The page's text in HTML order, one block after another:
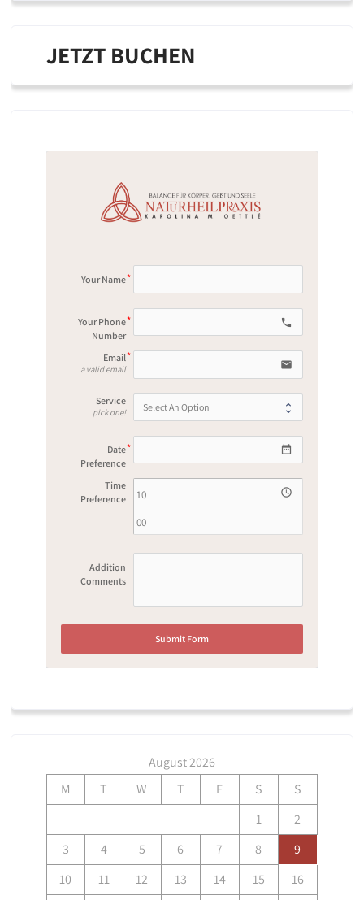
JETZT BUCHEN
Your Name
Your Phone
Number
phone
Email
a valid email email
Service
pick one!
Date
Preference
date_range
Time
Preference
access_time
Addition
Comments
Submit Form
August 2026
M
T W T F S
S
1
2
3
4 5 6 7 8
9
10
11 12 13 14 15
16